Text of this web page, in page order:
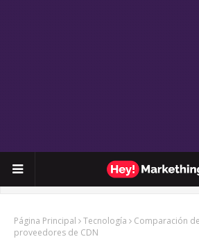
Página Principal Tecnología
Comparación
proveedores de CDN